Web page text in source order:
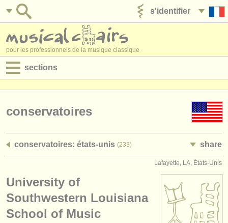
s'identifier
pour les professionnels de la musique classique
sections
jobs - administration
stages/ cours
concours/ prix
conservatoires
conservatoires: états-unis (233) share
Lafayette, LA, États-Unis
University of
Southwestern Louisiana
School of Music